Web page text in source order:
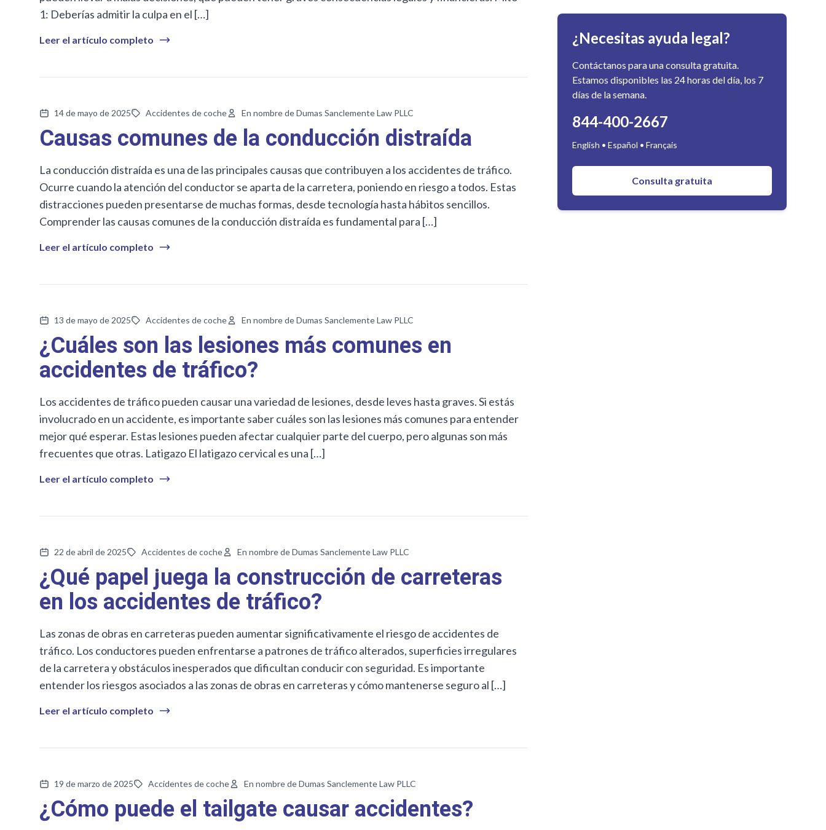
1: Deberías admitir la culpa en el […]
Leer el artículo completo
14 de mayo de 2025 Accidentes de coche En nombre de Dumas Sanclemente Law PLLC
Causas comunes de la conducción distraída
La conducción distraída es una de las principales causas que contribuyen a los accidentes de tráfico.
Ocurre cuando la atención del conductor se aparta de la carretera, poniendo en riesgo a todos. Estas
distracciones pueden presentarse de muchas formas, desde tecnología hasta hábitos sencillos.
Comprender las causas comunes de la conducción distraída es fundamental para […]
Leer el artículo completo
13 de mayo de 2025 Accidentes de coche En nombre de Dumas Sanclemente Law PLLC
¿Cuáles son las lesiones más comunes en
accidentes de tráfico?
Los accidentes de tráfico pueden causar una variedad de lesiones, desde leves hasta graves. Si estás
involucrado en un accidente, es importante saber cuáles son las lesiones más comunes para entender
mejor qué esperar. Estas lesiones pueden afectar cualquier parte del cuerpo, pero algunas son más
frecuentes que otras. Latigazo El latigazo cervical es una […]
Leer el artículo completo
22 de abril de 2025 Accidentes de coche En nombre de Dumas Sanclemente Law PLLC
¿Qué papel juega la construcción de carreteras
en los accidentes de tráfico?
Las zonas de obras en carreteras pueden aumentar significativamente el riesgo de accidentes de
tráfico. Los conductores pueden enfrentarse a patrones de tráfico alterados, superficies irregulares
de la carretera y obstáculos inesperados que dificultan conducir con seguridad. Es importante
entender los riesgos asociados a las zonas de obras en carreteras y cómo mantenerse seguro al […]
Leer el artículo completo
19 de marzo de 2025 Accidentes de coche En nombre de Dumas Sanclemente Law PLLC
¿Cómo puede el tailgate causar accidentes?
¿Necesitas ayuda legal?
Contáctanos para una consulta gratuita.
Estamos disponibles las 24 horas del día, los 7
días de la semana.
844-400-2667
English • Español • Français
Consulta gratuita